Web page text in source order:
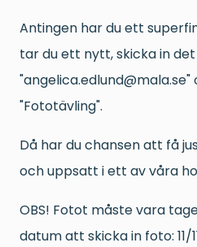
Antingen har du ett
tar du ett nytt, skicka in
"Fototävling".
Då har du chansen att få
och uppsatt i ett av våra
OBS! Fotot måste vara
datum att skicka in foto: 11/